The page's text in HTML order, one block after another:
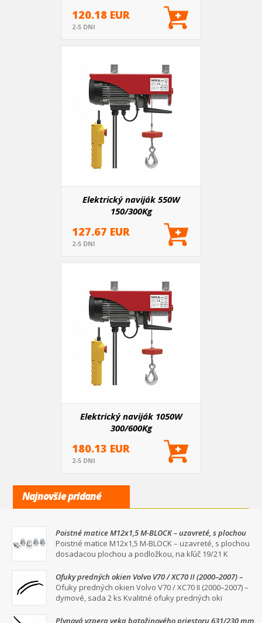
120.18 EUR
2-5 DNI
Elektrický naviják 550W
150/300Kg
127.67 EUR
2-5 DNI
Elektrický naviják 1050W
300/600Kg
180.13 EUR
2-5 DNI
Najnovšie pridané
Poistné matice M12x1,5 M-BLOCK – uzavreté, s plochou
dosadacou plochou a podložkou, na kľúč 19/21
Poistné matice M12x1,5 M-BLOCK – uzavreté, s plochou
dosadacou plochou a podložkou, na kľúč 19/21 K
Ofuky predných okien Volvo V70 / XC70 II (2000–2007) –
dymové, sada 2 ks
Ofuky predných okien Volvo V70 / XC70 II (2000–2007) –
dymové, sada 2 ks Kvalitné ofuky predných oki
Plynová vzpera veka batožinového priestoru 631/230 mm